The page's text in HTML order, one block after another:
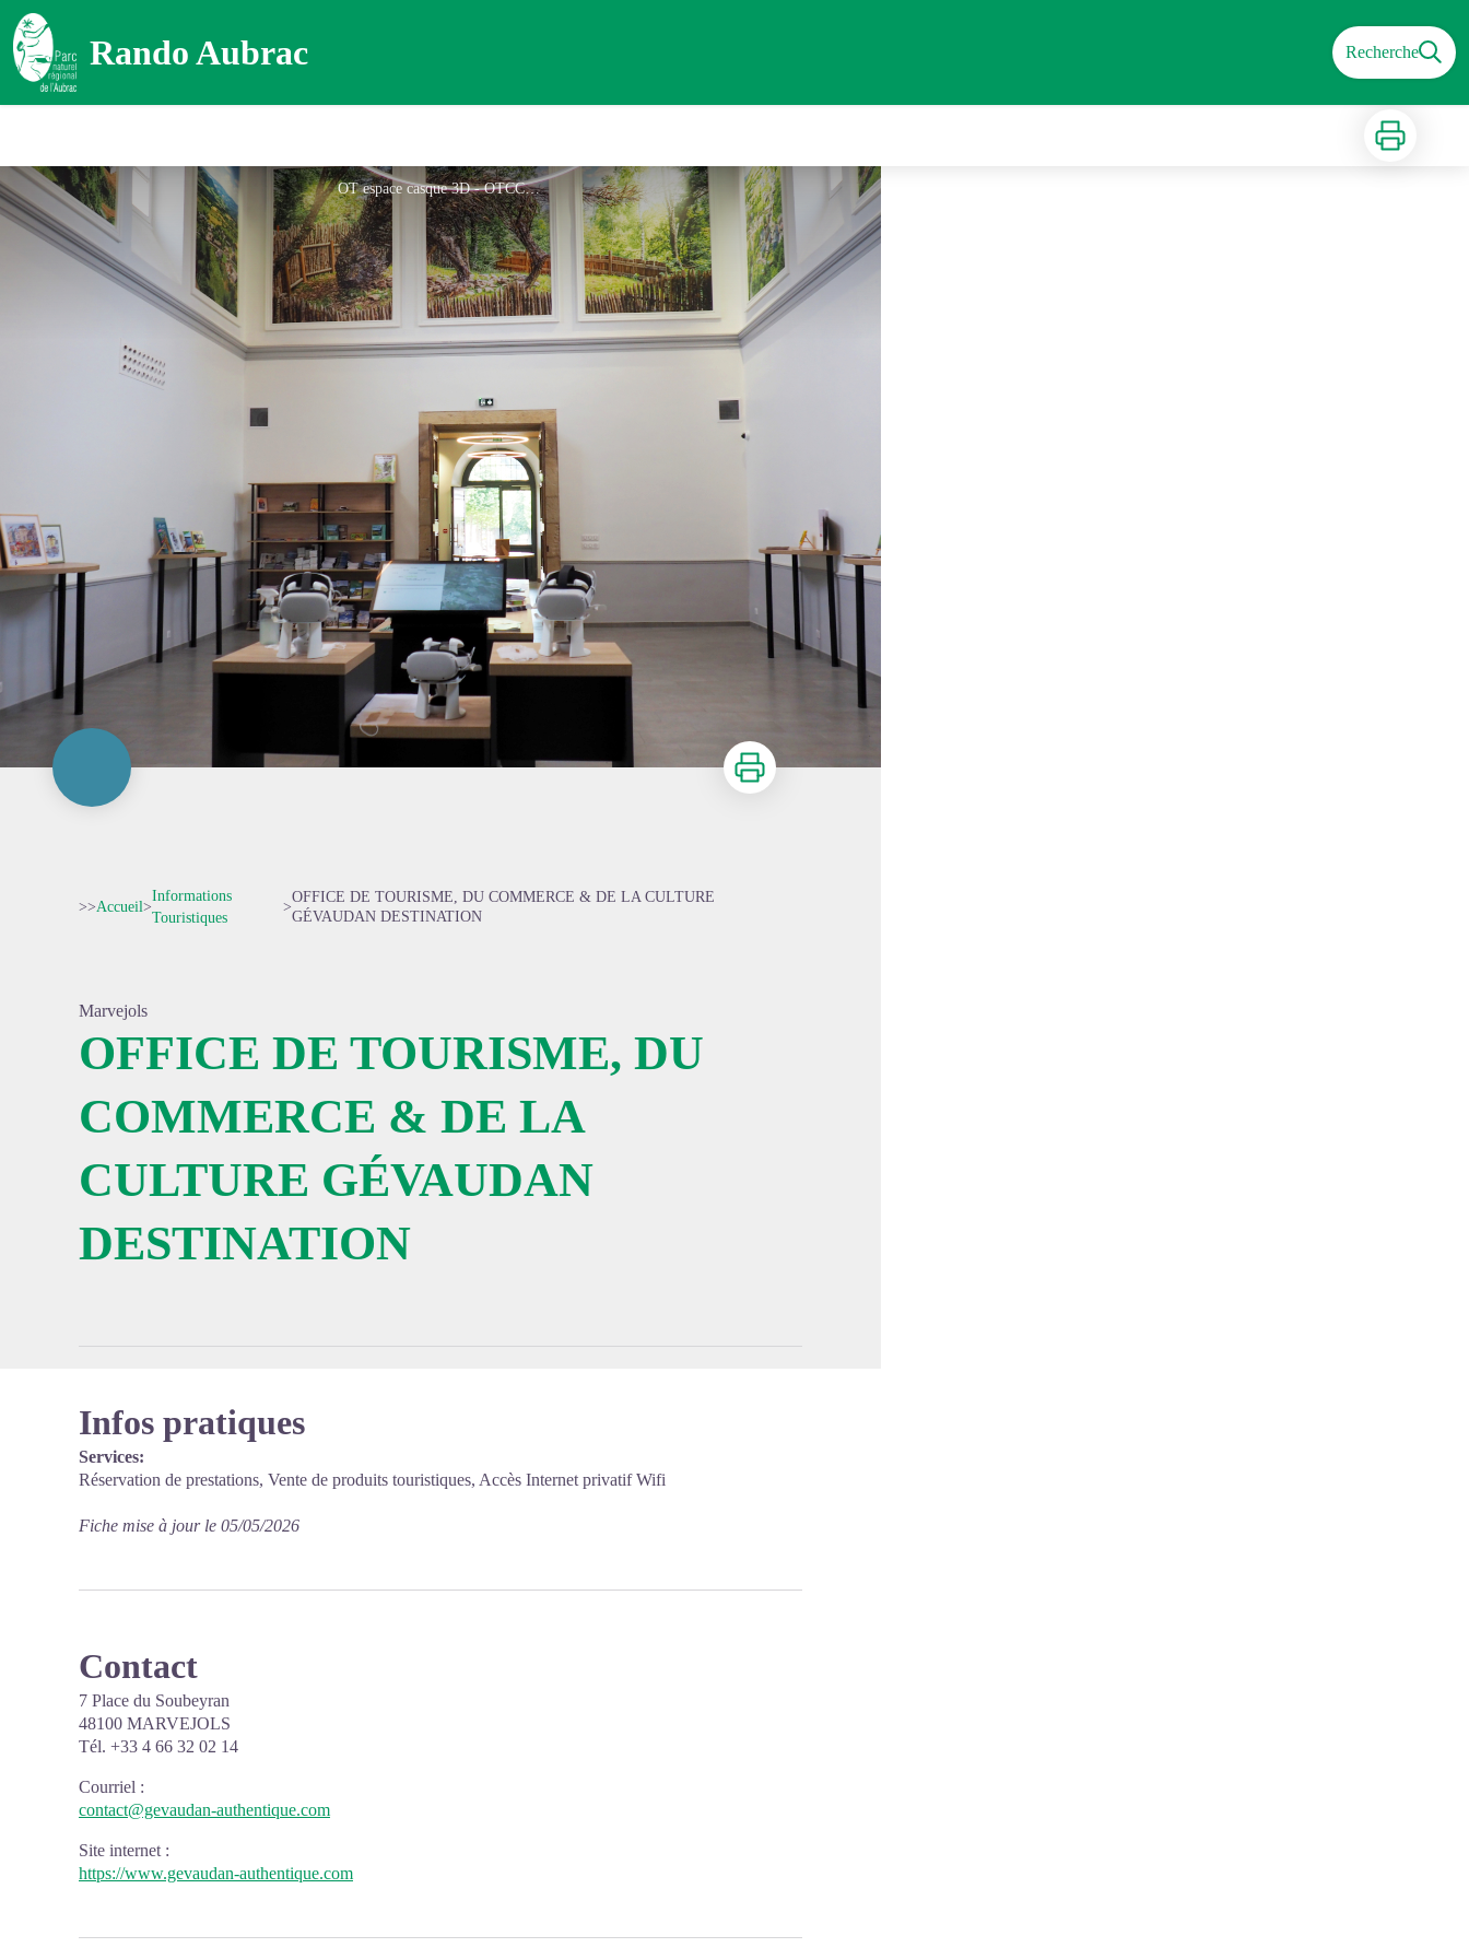
Rando Aubrac Recherche
Imprimer
OT espace casque 3D - OTCCGD
Voir l'image en plein écran
Imprimer
>>Accueil>
Informations
Touristiques
>
OFFICE DE TOURISME, DU COMMERCE & DE LA CULTURE
GÉVAUDAN DESTINATION
Marvejols
OFFICE DE TOURISME, DU
COMMERCE & DE LA
CULTURE GÉVAUDAN
DESTINATION
Infos pratiques
Services:
Réservation de prestations, Vente de produits touristiques, Accès Internet privatif Wifi
Fiche mise à jour le 05/05/2026
Contact
7 Place du Soubeyran
48100 MARVEJOLS
Tél. +33 4 66 32 02 14
Courriel :
contact@gevaudan-authentique.com
Site internet :
https://www.gevaudan-authentique.com